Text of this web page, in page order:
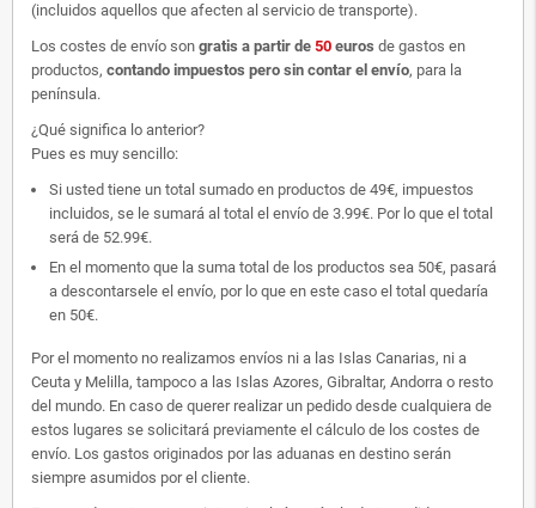
(incluidos aquellos que afecten al servicio de transporte).
Los costes de envío son gratis a partir de 50 euros de gastos en
productos, contando impuestos pero sin contar el envío, para la
península.
¿Qué significa lo anterior?
Pues es muy sencillo:
Si usted tiene un total sumado en productos de 49€, impuestos
incluidos, se le sumará al total el envío de 3.99€. Por lo que el total
será de 52.99€.
En el momento que la suma total de los productos sea 50€, pasará
a descontarsele el envío, por lo que en este caso el total quedaría
en 50€.
Por el momento no realizamos envíos ni a las Islas Canarias, ni a
Ceuta y Melilla, tampoco a las Islas Azores, Gibraltar, Andorra o resto
del mundo. En caso de querer realizar un pedido desde cualquiera de
estos lugares se solicitará previamente el cálculo de los costes de
envío. Los gastos originados por las aduanas en destino serán
siempre asumidos por el cliente.